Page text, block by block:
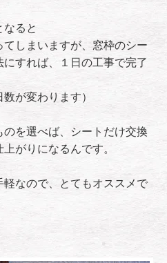
なると
しまいますが、窓枠のシー
にすれば、１日の工事で完了
が変わります）
を選べば、シートだけ交換
がりになるんです。
なので、とてもオススメで